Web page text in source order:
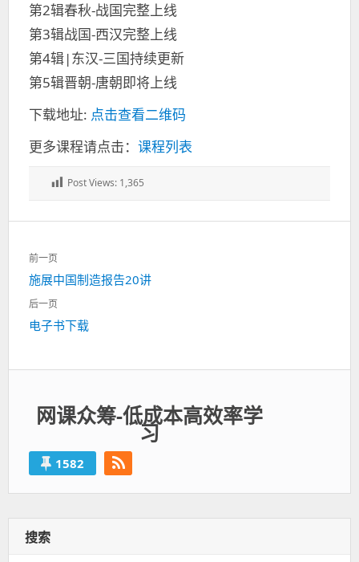
第2辑春秋-战国完整上线
第3辑战国-西汉完整上线
第4辑|东汉-三国持续更新
第5辑晋朝-唐朝即将上线
下载地址: 点击查看二维码
更多课程请点击： 课程列表
Post Views: 1,365
文
章
导
航
前一页
上
一
施展中国制造报告20讲
后一页
下
电子书下载
网课众筹-低成本高效率学
习
1582
搜索